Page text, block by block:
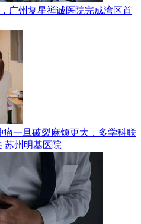
广州复星禅诚医院完成湾区首
一旦破裂麻烦更大，多学科联
苏州明基医院